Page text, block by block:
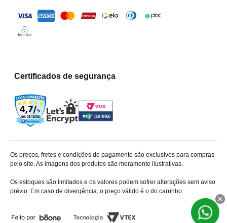
Certificados de segurança
Os preços, fretes e condições de pagamento são exclusivos para compras
pelo site. As imagens dos produtos são meramente ilustrativas.
Os estoques são limitados e os valores podem sofrer alterações sem aviso
prévio. Em caso de divergência, o preço válido é o do carrinho.